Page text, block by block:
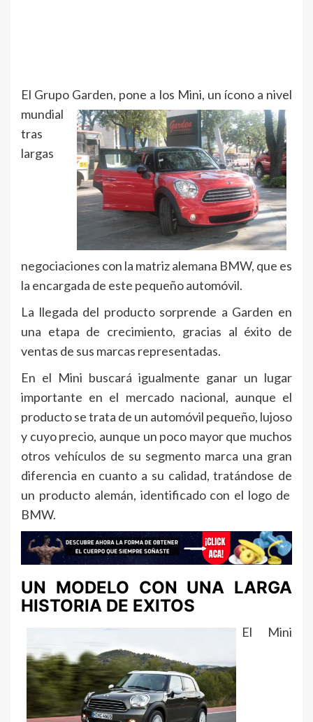
El Grupo Garden, pone a los Mini, un ícono a nivel
mundial
tras
largas
negociaciones con la matriz alemana BMW, que es
la encargada de este pequeño automóvil.
La llegada del producto sorprende a Garden en
una etapa de crecimiento, gracias al éxito de
ventas de sus marcas representadas.
En el Mini buscará igualmente ganar un lugar
importante en el mercado nacional, aunque el
producto se trata de un automóvil pequeño, lujoso
y cuyo precio, aunque un poco mayor que muchos
otros vehículos de su segmento marca una gran
diferencia en cuanto a su calidad, tratándose de
un producto alemán, identificado con el logo de
BMW.
UN MODELO CON UNA LARGA
HISTORIA DE EXITOS
El Mini